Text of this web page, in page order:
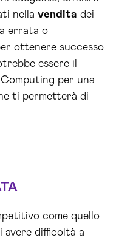
nella vendita dei
errata o
ottenere successo
essere il
per una
ti permetterà di
come quello
avere difficoltà a